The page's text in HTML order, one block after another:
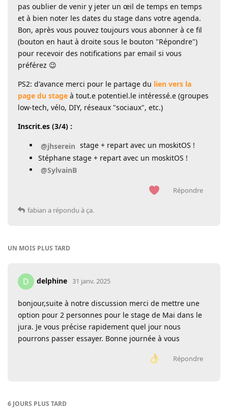
pas oublier de venir y jeter un œil de temps en temps
et à bien noter les dates du stage dans votre agenda.
Bon, après vous pouvez toujours vous abonner à ce fil
(bouton en haut à droite sous le bouton "Répondre")
pour recevoir des notifications par email si vous
préférez 😉
PS2: d'avance merci pour le partage du lien vers la
page du stage à tout.e potentiel.le intéressé.e (groupes
low-tech, vélo, DIY, réseaux "sociaux", etc.)
Inscrit.es (3/4) :
@jhserein stage + repart avec un moskitOS !
Stéphane stage + repart avec un moskitOS !
@SylvainB
Répondre
fabian a répondu à ça.
UN MOIS PLUS TARD
D delphine 31 janv. 2025
bonjour,suite à notre discussion merci de mettre une
option pour 2 personnes pour le stage de Mai dans le
jura. Je vous précise rapidement quel jour nous
pourrons passer essayer. Bonne journée à vous
Répondre
6 JOURS PLUS TARD